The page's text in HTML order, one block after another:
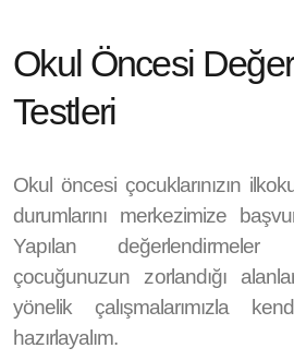
Okul Öncesi
Testleri
Okul öncesi çocuklarınızın
durumlarını merkezimize
Yapılan
çocuğunuzun zorlandığı
yönelik çalışmalarımızla
hazırlayalım.